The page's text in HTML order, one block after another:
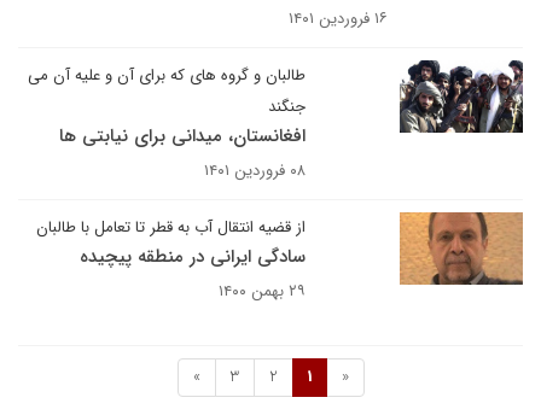
۱۶ فروردین ۱۴۰۱
طالبان و گروه های که برای آن و علیه آن می
جنگند
افغانستان، میدانی برای نیابتی ها
۰۸ فروردین ۱۴۰۱
از قضیه انتقال آب به قطر تا تعامل با طالبان
سادگی ایرانی در منطقه پیچیده
۲۹ بهمن ۱۴۰۰
«
1
2
3
»